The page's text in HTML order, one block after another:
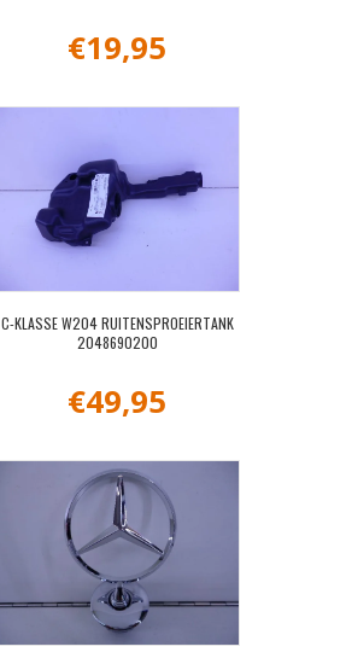
€19,95
C-KLASSE W204 RUITENSPROEIERTANK
2048690200
€49,95